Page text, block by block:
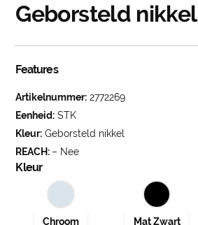
Geborsteld nikkel
Features
Artikelnummer: 2772269
Eenheid: STK
Kleur: Geborsteld nikkel
REACH: – Nee
Kleur